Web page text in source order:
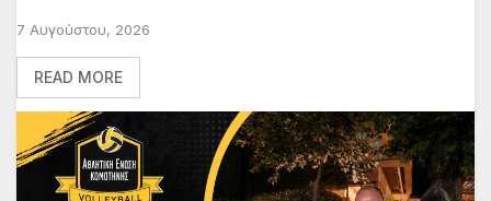
7 Αυγούστου, 2026
READ MORE